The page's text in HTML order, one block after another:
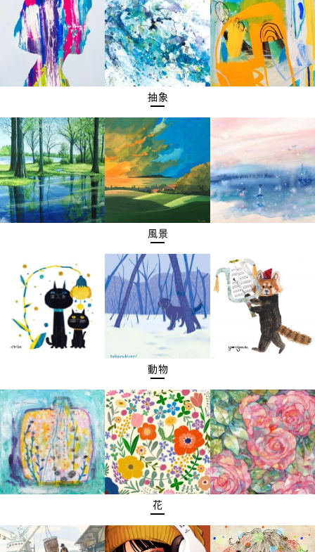
抽象
風景
動物
花